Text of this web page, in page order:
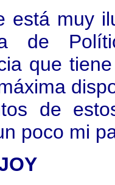
está muy
de
que
de
poco mi